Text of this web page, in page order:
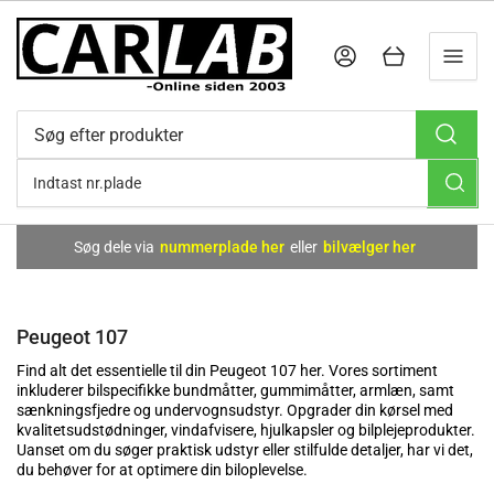
efter
produkter
Log ind Åbn kurv
Søg dele via nummerplade her eller bilvælger her
Peugeot 107
Find alt det essentielle til din Peugeot 107 her. Vores sortiment
inkluderer bilspecifikke bundmåtter, gummimåtter, armlæn, samt
sænkningsfjedre og undervognsudstyr. Opgrader din kørsel med
kvalitetsudstødninger, vindafvisere, hjulkapsler og bilplejeprodukter.
Uanset om du søger praktisk udstyr eller stilfulde detaljer, har vi det,
du behøver for at optimere din biloplevelse.